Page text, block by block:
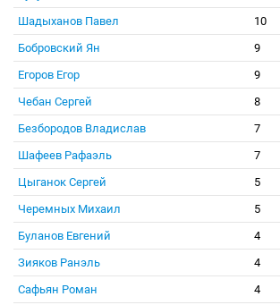
Шадыханов Павел
10
Бобровский Ян
9
Егоров Егор
9
Чебан Сергей
8
Безбородов Владислав
7
Шафеев Рафаэль
7
Цыганок Сергей
5
Черемных Михаил
5
Буланов Евгений
4
Зияков Ранэль
4
Сафьян Роман
4